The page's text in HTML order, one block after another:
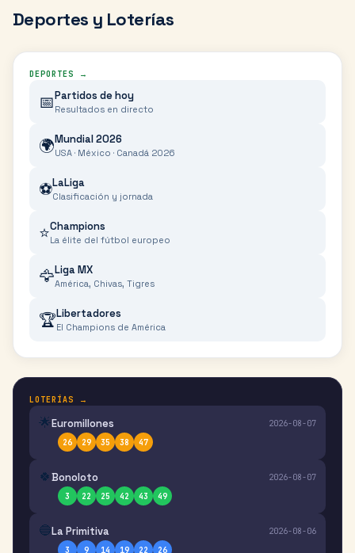
Deportes y Loterías
DEPORTES →
📅Partidos de hoy
Resultados en directo
🌍Mundial 2026
USA · México · Canadá 2026
⚽LaLiga
Clasificación y jornada
⭐Champions
La élite del fútbol europeo
🦅Liga MX
América, Chivas, Tigres
🏆Libertadores
El Champions de América
LOTERÍAS →
🌟Euromillones
2026-08-07
26
29 35 38 47
🍀Bonoloto
2026-08-07
3
22 25 42 43 49
🔵La Primitiva
2026-08-06
3
9 14 19 22 26